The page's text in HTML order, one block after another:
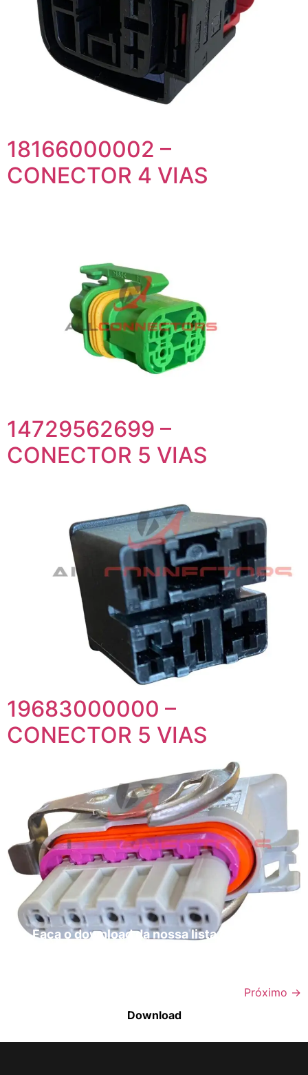
18166000002 –
CONECTOR 4 VIAS
14729562699 –
CONECTOR 5 VIAS
19683000000 –
CONECTOR 5 VIAS
Próximo →
Faça o download da nossa lista completa
Download